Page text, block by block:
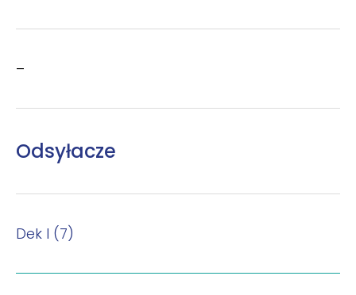
–
Odsyłacze
Dek I (7)